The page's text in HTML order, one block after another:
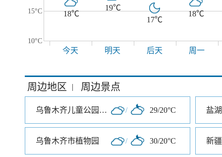
15°C
10°C
18℃
19℃
17℃
18℃
今天 明天 后天 周一
周边地区 | 周边景点
乌鲁木齐儿童公园北门 / 29/20°C 盐湖
乌鲁木齐市植物园 / 30/20°C 新